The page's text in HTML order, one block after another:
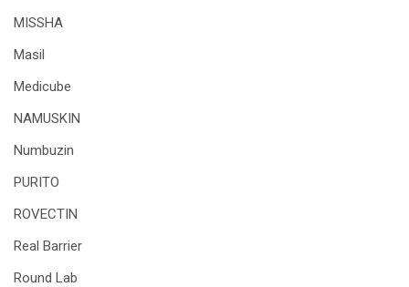
MISSHA
Masil
Medicube
NAMUSKIN
Numbuzin
PURITO
ROVECTIN
Real Barrier
Round Lab